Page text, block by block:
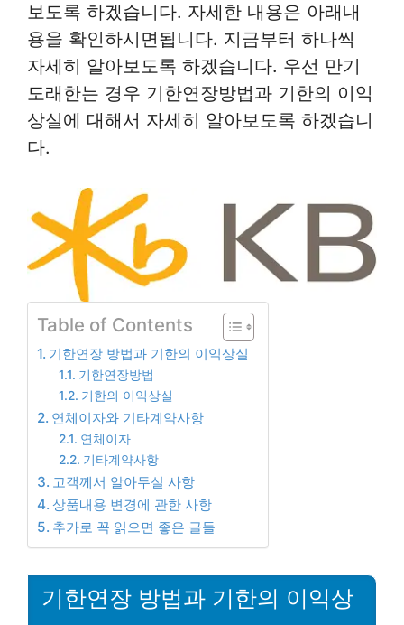
보도록 하겠습니다. 자세한 내용은 아래내
용을 확인하시면됩니다. 지금부터 하나씩
자세히 알아보도록 하겠습니다. 우선 만기
도래한는 경우 기한연장방법과 기한의 이익
상실에 대해서 자세히 알아보도록 하겠습니
다.
Table of Contents
기한연장 방법과 기한의 이익상실
기한연장방법
기한의 이익상실
연체이자와 기타계약사항
연체이자
기타계약사항
고객께서 알아두실 사항
상품내용 변경에 관한 사항
추가로 꼭 읽으면 좋은 글들
기한연장 방법과 기한의 이익상